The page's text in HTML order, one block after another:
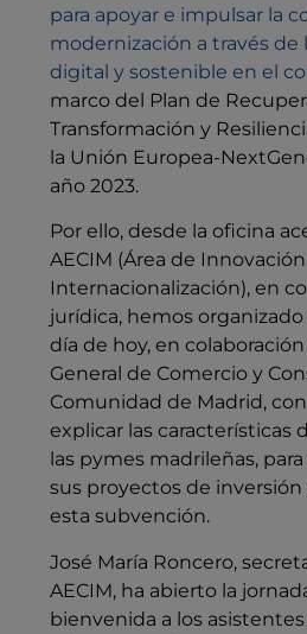
para apoyar e impulsar la
modernización a través de
digital y sostenible en el
marco del Plan de
Transformación y
la Unión Europea-
año 2023.
Por ello, desde la oficina
AECIM (Área de
Internacionalización), en
jurídica, hemos organizado
día de hoy, en
General de Comercio y
Comunidad de Madrid,
explicar las características
las pymes madrileñas,
sus proyectos de
esta subvención.
José María Roncero,
AECIM, ha abierto la
bienvenida a los